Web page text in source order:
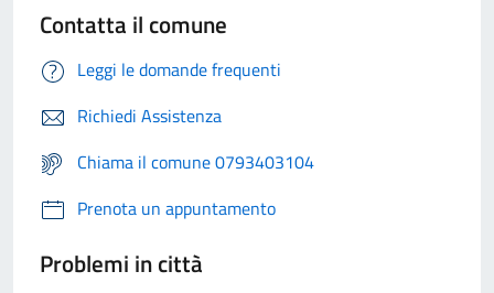
Contatta il comune
Leggi le domande frequenti
Richiedi Assistenza
Chiama il comune 0793403104
Prenota un appuntamento
Problemi in città